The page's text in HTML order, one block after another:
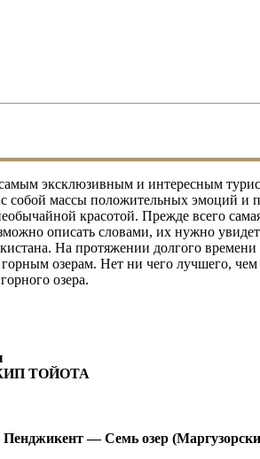
эксклюзивным и интересным
собой массы положительных эмоций
красотой. Прежде всего
описать словами, их нужно
На протяжении долгого
озерам. Нет ни чего лучшего, чем
озера.
ТОЙОТА
— Семь озер